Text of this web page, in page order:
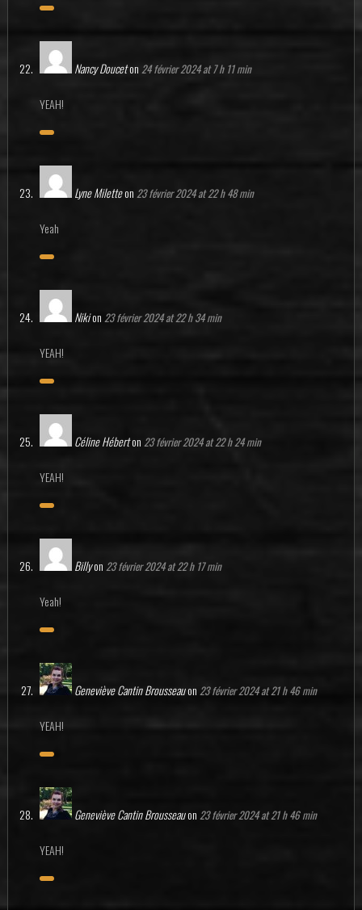
Nancy Douceton 24 février 2024 at 7 h 11 min
YEAH!
Lyne Miletteon 23 février 2024 at 22 h 48 min
Yeah
Nikion 23 février 2024 at 22 h 34 min
YEAH!
Céline Héberton 23 février 2024 at 22 h 24 min
YEAH!
Billyon 23 février 2024 at 22 h 17 min
Yeah!
Geneviève Cantin Brousseauon 23 février 2024 at 21 h 46 min
YEAH!
Geneviève Cantin Brousseauon 23 février 2024 at 21 h 46 min
YEAH!